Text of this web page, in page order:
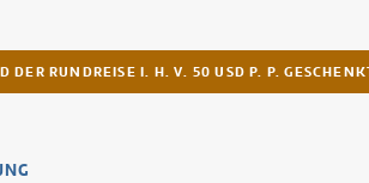
DER RUNDREISE I. H. V. 50 USD P. P.